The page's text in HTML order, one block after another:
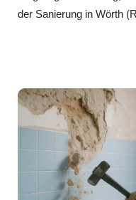
der Sanierung in Wörth